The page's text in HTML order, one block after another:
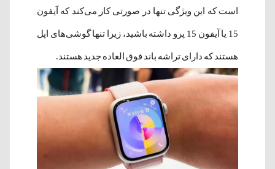
است که این ویژگی تنها در صورتی کار می‌کند که آیفون
15 یا آیفون 15 پرو داشته باشید، زیرا تنها گوشی‌های اپل
هستند که دارای تراشه باند فوق العاده جدید هستند.